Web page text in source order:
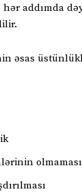
addımda
əsas
olmaması